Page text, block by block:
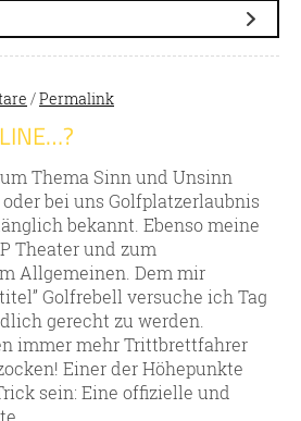
/Permalink
Thema Sinn und Unsinn
bei uns Golfplatzerlaubnis
bekannt. Ebenso meine
Theater und zum
Allgemeinen. Dem mir
Golfrebell versuche ich Tag
gerecht zu werden.
immer mehr Trittbrettfahrer
Einer der Höhepunkte
sein: Eine offizielle und